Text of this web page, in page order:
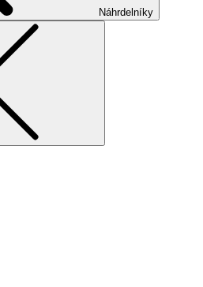
Náhrdelníky